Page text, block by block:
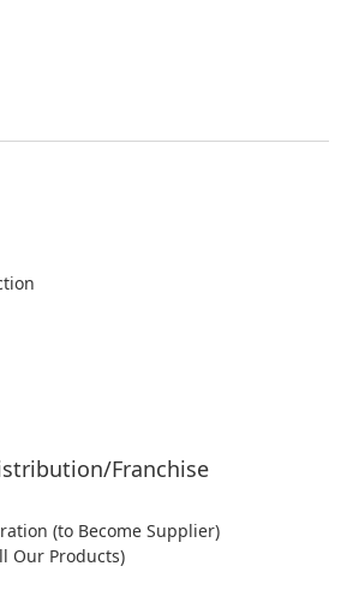
Franchise
(to Become Supplier)
Our Products)